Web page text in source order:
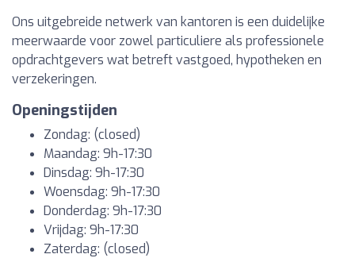
Ons uitgebreide netwerk van kantoren is een duidelijke
meerwaarde voor zowel particuliere als professionele
opdrachtgevers wat betreft vastgoed, hypotheken en
verzekeringen.
Openingstijden
Zondag: (closed)
Maandag: 9h-17:30
Dinsdag: 9h-17:30
Woensdag: 9h-17:30
Donderdag: 9h-17:30
Vrijdag: 9h-17:30
Zaterdag: (closed)